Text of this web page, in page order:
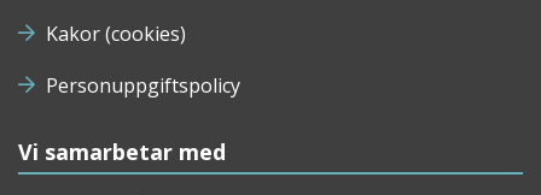
Kakor (cookies)
Personuppgiftspolicy
Vi samarbetar med